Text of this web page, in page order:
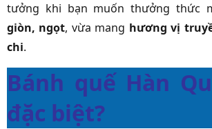
tưởng khi bạn muốn thưởng thức
giòn, ngọt, vừa mang hương vị
chi.
Bánh quế Hàn
đặc biệt?